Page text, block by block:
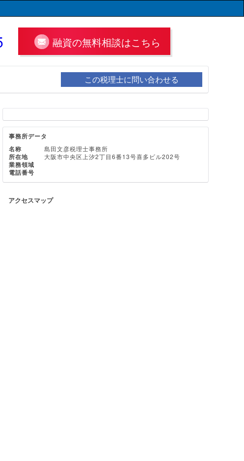
融資の無料相談はこちら
この税理士に問い合わせる
事務所データ
名称
島田文彦税理士事務所
所在地 大阪市中央区上汐2丁目6番13号喜多ビル202号
業務領域
電話番号
アクセスマップ